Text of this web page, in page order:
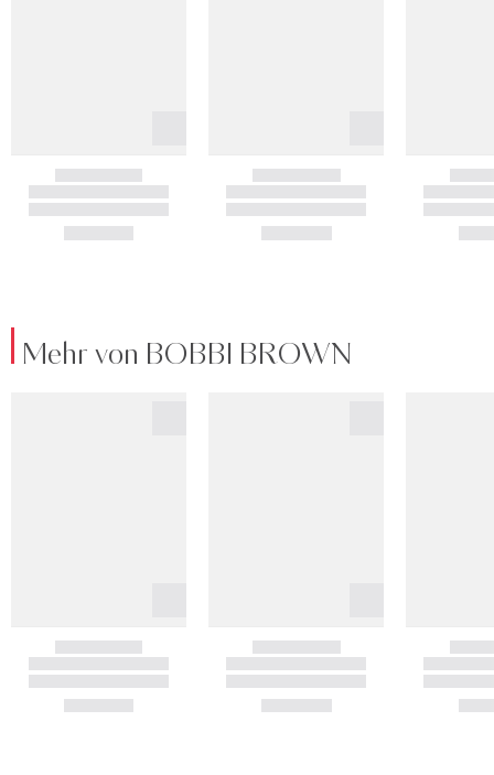
Mehr von BOBBI BROWN